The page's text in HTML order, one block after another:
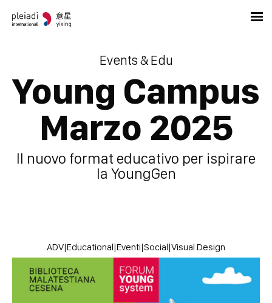
Events & Edu
Young Campus
Marzo 2025
Il nuovo format educativo per ispirare
la YoungGen
ADV|Educational|Eventi|Social|Visual Design